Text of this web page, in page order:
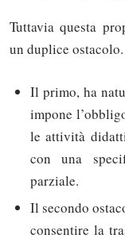
Tuttavia questa
un duplice ostacolo.
Il primo, ha
impone
le attività
con una
parziale.
Il secondo
consentire la